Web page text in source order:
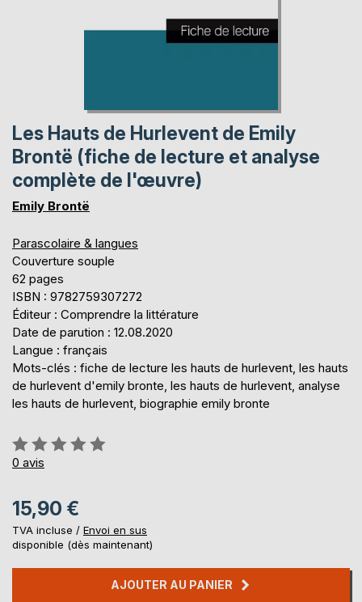
Les Hauts de Hurlevent de Emily
Brontë (fiche de lecture et analyse
complète de l'œuvre)
Emily Brontë
Parascolaire & langues
Couverture souple
62 pages
ISBN : 9782759307272
Éditeur : Comprendre la littérature
Date de parution : 12.08.2020
Langue : français
Mots-clés : fiche de lecture les hauts de hurlevent, les hauts
de hurlevent d'emily bronte, les hauts de hurlevent, analyse
les hauts de hurlevent, biographie emily bronte
Évaluation:
0%
0 avis
15,90 €
TVA incluse / Envoi en sus
disponible (dès maintenant)
AJOUTER AU PANIER